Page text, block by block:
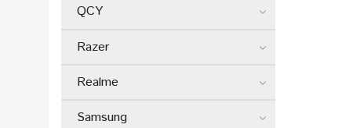
QCY
Razer
Realme
Samsung